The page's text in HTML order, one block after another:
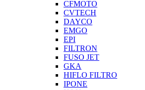
CFMOTO
CVTECH
DAYCO
EMGO
EPI
FILTRON
FUSO JET
GKA
HIFLO FILTRO
IPONE